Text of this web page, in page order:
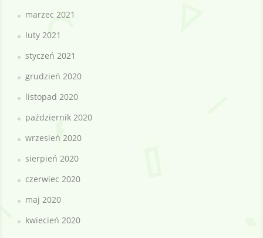
marzec 2021
luty 2021
styczeń 2021
grudzień 2020
listopad 2020
październik 2020
wrzesień 2020
sierpień 2020
czerwiec 2020
maj 2020
kwiecień 2020